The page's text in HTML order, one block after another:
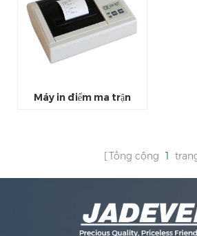
Máy in điểm ma trận
Tổng cộng 1